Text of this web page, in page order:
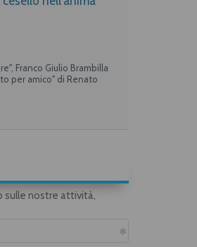
Franco Giulio Brambilla
per amico" di Renato
sulle nostre attività,